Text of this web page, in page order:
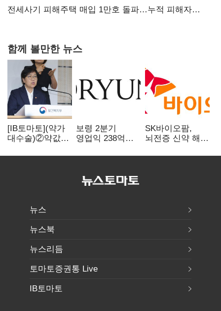
아닌 캐피탈
전세사기 피해주택 매입 1만호 돌파…누적 피해자
함께 볼만한 뉴스
[IB토마토](약가
대수술)②약값
축소…제약업계
보령 2분기
영업익 238억…
SK바이오팜,
뇌전증 신약 해외
차세대 신약 개발
뉴스
뉴스북
뉴스리듬
토마토증권통 Live
IB토마토